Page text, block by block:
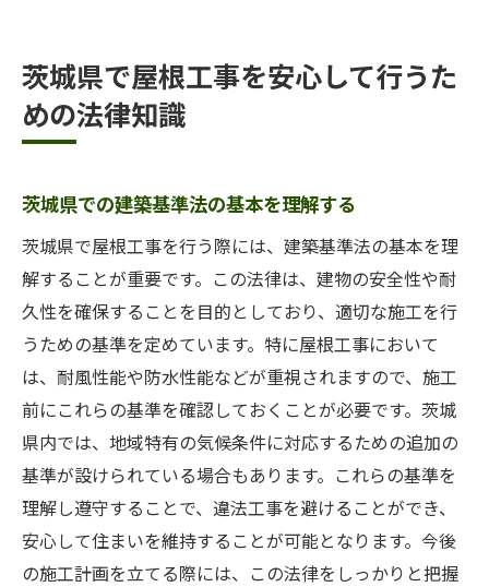
法律に基づく保証とアフターサービス
違法屋根工事を避けるための茨城県でのポイン
信頼できる業者の見分け方
工事契約時に確認すべき重要書類
口コミと評判を活用した業者選び
茨城県特有の気候に合った工法とは
違法工事を見抜くためのチェックポイント
適切な管理体制を持つ業者の選択
屋根工事のトラブルを防ぐための法的基礎
契約書に記載すべき主要項目
トラブル発生時の相談先と対応法
施工中に注意したい法的事項
茨城県での消費者保護法の適用
茨城県で屋根工事を安心して行うた
めの法律知識
茨城県での建築基準法の基本を理解する
茨城県で屋根工事を行う際には、建築基準法の基本を理
解することが重要です。この法律は、建物の安全性や耐
久性を確保することを目的としており、適切な施工を行
うための基準を定めています。特に屋根工事において
は、耐風性能や防水性能などが重視されますので、施工
前にこれらの基準を確認しておくことが必要です。茨城
県内では、地域特有の気候条件に対応するための追加の
基準が設けられている場合もあります。これらの基準を
理解し遵守することで、違法工事を避けることができ、
安心して住まいを維持することが可能となります。今後
の施工計画を立てる際には、この法律をしっかりと把握